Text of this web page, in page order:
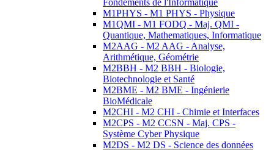
Fondements de l'Informatique
M1PHYS - M1 PHYS - Physique
M1QMI - M1 FODQ - Maj. QMI -
Quantique, Mathematiques, Informatique
M2AAG - M2 AAG - Analyse,
Arithmétique, Géométrie
M2BBH - M2 BBH - Biologie,
Biotechnologie et Santé
M2BME - M2 BME - Ingénierie
BioMédicale
M2CHI - M2 CHI - Chimie et Interfaces
M2CPS - M2 CCSN - Maj. CPS -
Système Cyber Physique
M2DS - M2 DS - Science des données